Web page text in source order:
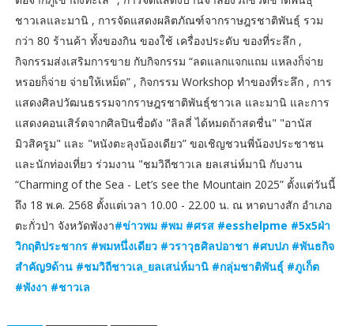
ชาวเลและมานิ , การจัดแสดงผลิตภัณฑ์จากราษฎรชาติพันธุ์ รวม
กว่า 80 ร้านค้า ทั้งของกิน ของใช้ เครื่องประดับ ของที่ระลึก ,
กิจกรรมส่งเสริมการขาย กับกิจกรรม “ลดแลกแจกแถม แหลงก็จ่าย
หรอยก็จ่าย จ่ายให้เหม็ด” , กิจกรรม Workshop ทำของที่ระลึก , การ
แสดงศิลปวัฒนธรรมจากราษฎรชาติพันธุ์ชาวเล และมานิ และการ
แสดงคอนเสิร์ตจากศิลปินชื่อดัง "ลิลลี่ ได้หมดถ้าสดชื่น" "อานัส
มิวสิครูม" และ "หนังตะลุงน้องเดียว” ขอเชิญชวนพี่น้องประชาชน
และนักท่องเที่ยว ร่วมงาน "ชมวิถีชาวเล ยลเสน่ห์มานิ กับงาน
“Charming of the Sea - Let’s see the Mountain 2025” ตั้งแต่วันนี้
ถึง 18 พ.ค. 2568 ตั้งแต่เวลา 10.00 - 22.00 น. ณ หาดบางสัก อำเภอ
ตะกั่วป่า จังหวัดพังงา#ข่าวพม #พม #ศรส #esshelpme #5x5ฝ่า
วิกฤติประชากร #พมหนึ่งเดียว #วราวุธศิลปอาชา #ศบปภ #พันธกิจ
สำคัญ9ด้าน #ชมวิถีชาวเล_ยลเสน่ห์มานิ #กลุ่มชาติพันธุ์ #ภูเก็ต
#พังงา #ชาวเล